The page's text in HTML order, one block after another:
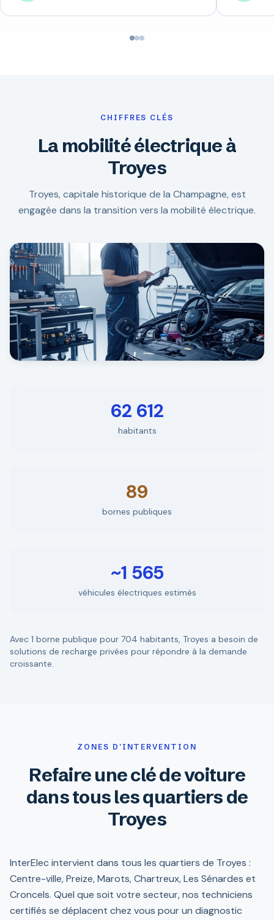
CHIFFRES CLÉS
La mobilité électrique à
Troyes
Troyes, capitale historique de la Champagne, est
engagée dans la transition vers la mobilité électrique.
62 612
habitants
89
bornes publiques
~1 565
véhicules électriques estimés
Avec 1 borne publique pour 704 habitants, Troyes a besoin de
solutions de recharge privées pour répondre à la demande
croissante.
ZONES D'INTERVENTION
Refaire une clé de voiture
dans tous les quartiers de
Troyes
InterElec intervient dans tous les quartiers de Troyes :
Centre-ville, Preize, Marots, Chartreux, Les Sénardes et
Croncels. Quel que soit votre secteur, nos techniciens
certifiés se déplacent chez vous pour un diagnostic